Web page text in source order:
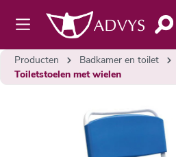
hoofdinhoud
Producten Badkamer en toilet
Toiletstoelen met wielen